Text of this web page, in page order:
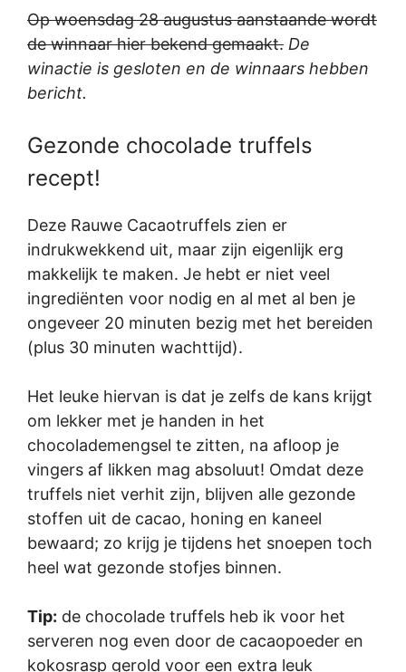
Op woensdag 28 augustus aanstaande wordt
de winnaar hier bekend gemaakt. De
winactie is gesloten en de winnaars hebben
bericht.
Gezonde chocolade truffels
recept!
Deze Rauwe Cacaotruffels zien er
indrukwekkend uit, maar zijn eigenlijk erg
makkelijk te maken. Je hebt er niet veel
ingrediënten voor nodig en al met al ben je
ongeveer 20 minuten bezig met het bereiden
(plus 30 minuten wachttijd).
Het leuke hiervan is dat je zelfs de kans krijgt
om lekker met je handen in het
chocolademengsel te zitten, na afloop je
vingers af likken mag absoluut! Omdat deze
truffels niet verhit zijn, blijven alle gezonde
stoffen uit de cacao, honing en kaneel
bewaard; zo krijg je tijdens het snoepen toch
heel wat gezonde stofjes binnen.
Tip: de chocolade truffels heb ik voor het
serveren nog even door de cacaopoeder en
kokosrasp gerold voor een extra leuk